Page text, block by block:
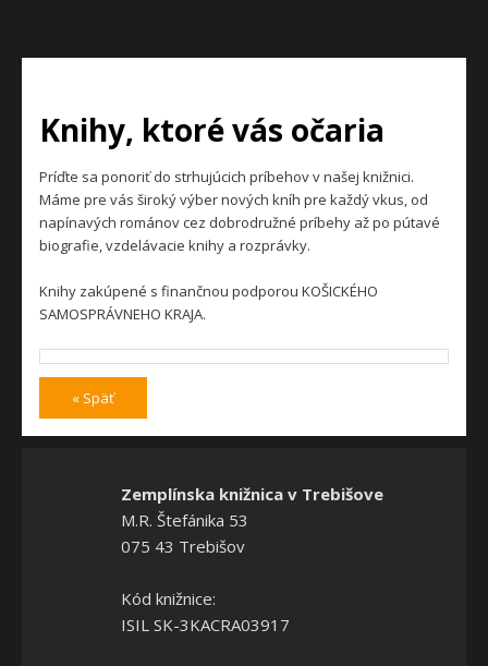
Knihy, ktoré vás očaria
Príďte sa ponoriť do strhujúcich príbehov v našej knižnici.
Máme pre vás široký výber nových kníh pre každý vkus, od
napínavých románov cez dobrodružné príbehy až po pútavé
biografie, vzdelávacie knihy a rozprávky.
Knihy zakúpené s finančnou podporou KOŠICKÉHO
SAMOSPRÁVNEHO KRAJA.
« Späť
Zemplínska knižnica v Trebišove
M.R. Štefánika 53
075 43 Trebišov
Kód knižnice:
ISIL SK-3KACRA03917